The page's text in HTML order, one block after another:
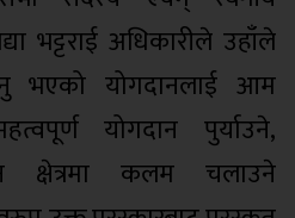
भट्टराई अधिकारीले उहाँले
भएको योगदानलाई आम
योगदान पुर्याउने,
क्षेत्रमा कलम चलाउने